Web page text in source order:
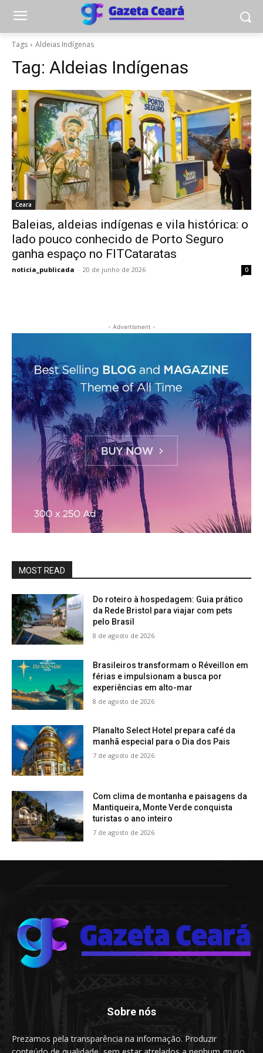
Tags Aldeias Indígenas
Tag: Aldeias Indígenas
Ceara
Baleias, aldeias indígenas e vila histórica: o
lado pouco conhecido de Porto Seguro
ganha espaço no FITCataratas
noticia_publicada - 20 de junho de 2026 0
- Advertisment -
MOST READ
Do roteiro à hospedagem: Guia prático
da Rede Bristol para viajar com pets
pelo Brasil
8 de agosto de 2026
Brasileiros transformam o Réveillon em
férias e impulsionam a busca por
experiências em alto-mar
8 de agosto de 2026
Planalto Select Hotel prepara café da
manhã especial para o Dia dos Pais
7 de agosto de 2026
Com clima de montanha e paisagens da
Mantiqueira, Monte Verde conquista
turistas o ano inteiro
7 de agosto de 2026
Sobre nós
Prezamos pela transparência na informação. Produzir